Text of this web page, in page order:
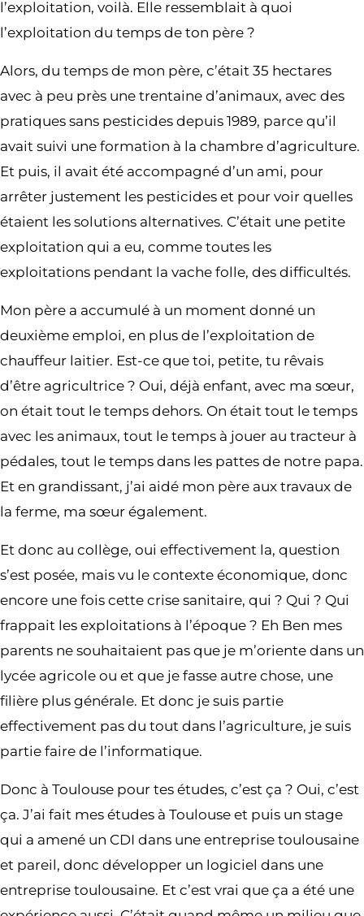
l’exploitation, voilà. Elle ressemblait à quoi
l’exploitation du temps de ton père ?
Alors, du temps de mon père, c’était 35 hectares
avec à peu près une trentaine d’animaux, avec des
pratiques sans pesticides depuis 1989, parce qu’il
avait suivi une formation à la chambre d’agriculture.
Et puis, il avait été accompagné d’un ami, pour
arrêter justement les pesticides et pour voir quelles
étaient les solutions alternatives. C’était une petite
exploitation qui a eu, comme toutes les
exploitations pendant la vache folle, des difficultés.
Mon père a accumulé à un moment donné un
deuxième emploi, en plus de l’exploitation de
chauffeur laitier. Est-ce que toi, petite, tu rêvais
d’être agricultrice ? Oui, déjà enfant, avec ma sœur,
on était tout le temps dehors. On était tout le temps
avec les animaux, tout le temps à jouer au tracteur à
pédales, tout le temps dans les pattes de notre papa.
Et en grandissant, j’ai aidé mon père aux travaux de
la ferme, ma sœur également.
Et donc au collège, oui effectivement la, question
s’est posée, mais vu le contexte économique, donc
encore une fois cette crise sanitaire, qui ? Qui ? Qui
frappait les exploitations à l’époque ? Eh Ben mes
parents ne souhaitaient pas que je m’oriente dans un
lycée agricole ou et que je fasse autre chose, une
filière plus générale. Et donc je suis partie
effectivement pas du tout dans l’agriculture, je suis
partie faire de l’informatique.
Donc à Toulouse pour tes études, c’est ça ? Oui, c’est
ça. J’ai fait mes études à Toulouse et puis un stage
qui a amené un CDI dans une entreprise toulousaine
et pareil, donc développer un logiciel dans une
entreprise toulousaine. Et c’est vrai que ça a été une